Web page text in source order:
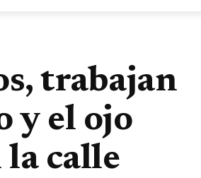
trabajan
y el ojo
la calle